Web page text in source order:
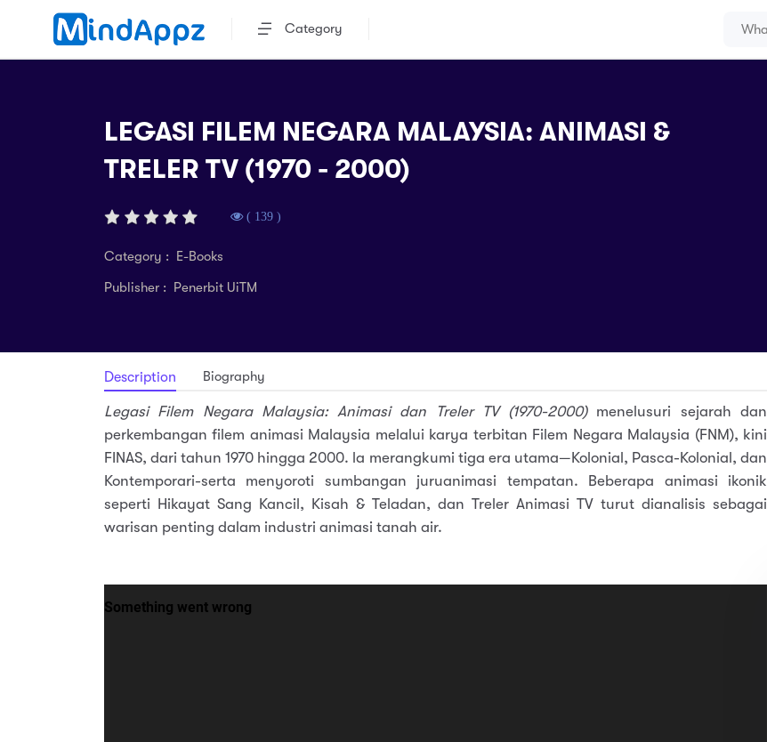
Category
LEGASI FILEM NEGARA MALAYSIA: ANIMASI &
TRELER TV (1970 - 2000)
( 139 )
Category : E-Books
Publisher : Penerbit UiTM
Description Biography
Legasi Filem Negara Malaysia: Animasi dan Treler TV (1970-2000)menelusuri sejarah dan
perkembangan filem animasi Malaysia melalui karya terbitan Filem Negara Malaysia (FNM), kini
FINAS, dari tahun 1970 hingga 2000. la merangkumi tiga era utama—Kolonial, Pasca-Kolonial, dan
Kontemporari-serta menyoroti sumbangan juruanimasi tempatan. Beberapa animasi ikonik
seperti Hikayat Sang Kancil, Kisah & Teladan, dan Treler Animasi TV turut dianalisis sebagai
warisan penting dalam industri animasi tanah air.